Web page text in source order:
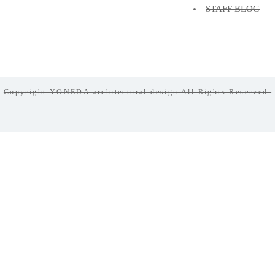
STAFF BLOG
Copyright YONEDA architectural design All Rights Reserved.